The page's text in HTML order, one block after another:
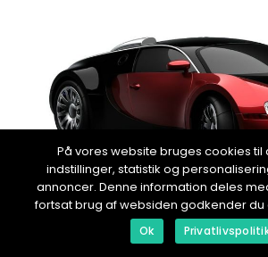
På vores website bruges cookies til
indstillinger, statistik og
annoncer. Denne information deles
fortsat brug af websiden godkender du
Ok